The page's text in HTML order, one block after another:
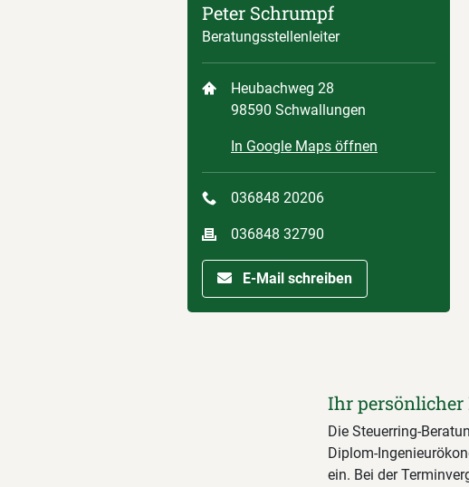
Peter Schrumpf
Beratungsstellenleiter
Heubachweg 28
98590 Schwallungen
In Google Maps öffnen
036848 20206
036848 32790
E-Mail schreiben
Ihr persönlicher
Die Steuerring-
Diplom-
ein. Bei der